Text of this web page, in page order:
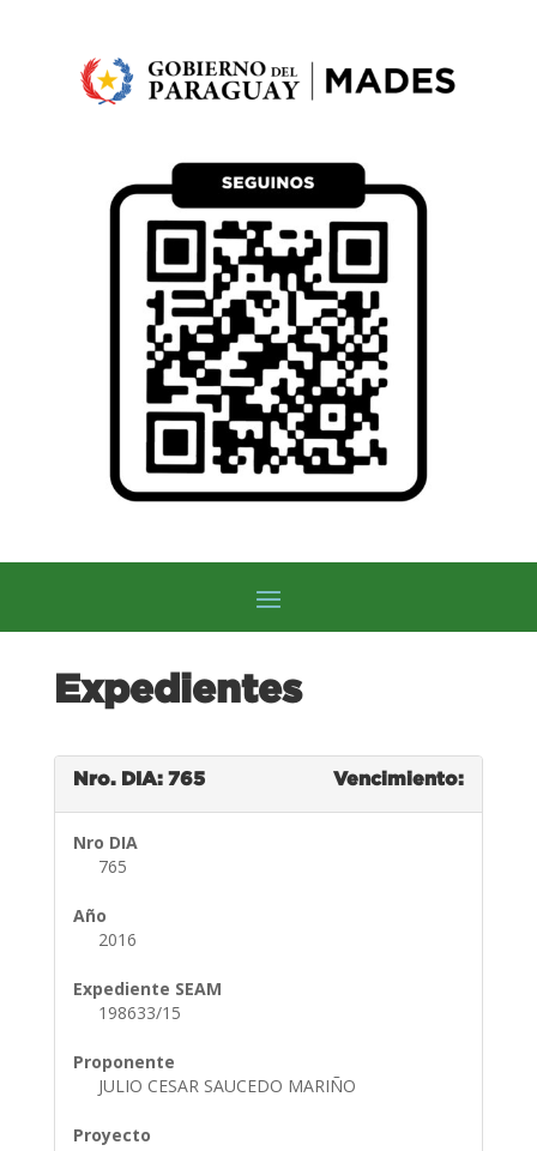
Expedientes
Nro. DIA: 765 Vencimiento:
Nro DIA
765
Año
2016
Expediente SEAM
198633/15
Proponente
JULIO CESAR SAUCEDO MARIÑO
Proyecto